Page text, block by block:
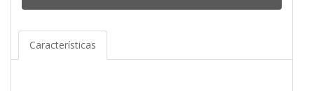
Características